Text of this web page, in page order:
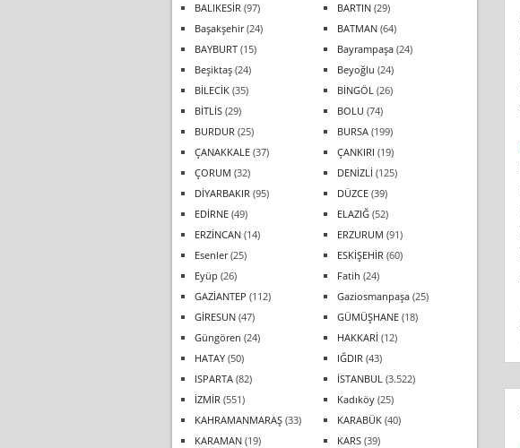
BALIKESİR (97) BARTIN (29)
Başakşehir(24) BATMAN (64)
BAYBURT (15) Bayrampaşa (24)
Beşiktaş (24) Beyoğlu (24)
BİLECİK (35) BİNGÖL (26)
BİTLİS (29) BOLU (74)
BURDUR (25) BURSA (199)
ÇANAKKALE (37) ÇANKIRI (19)
ÇORUM (32) DENİZLİ (125)
DİYARBAKIR (95) DÜZCE (39)
EDİRNE (49) ELAZIĞ (52)
ERZİNCAN (14) ERZURUM (91)
Esenler(25) ESKİŞEHİR (60)
Eyüp (26) Fatih (24)
GAZİANTEP (112) Gaziosmanpaşa (25)
GİRESUN (47) GÜMÜŞHANE (18)
Güngören (24) HAKKARİ (12)
HATAY (50) IĞDIR (43)
ISPARTA (82) İSTANBUL (3.522)
İZMİR (551) Kadıköy (25)
KAHRAMANMARAŞ (33) KARABÜK (40)
KARAMAN (19) KARS (39)